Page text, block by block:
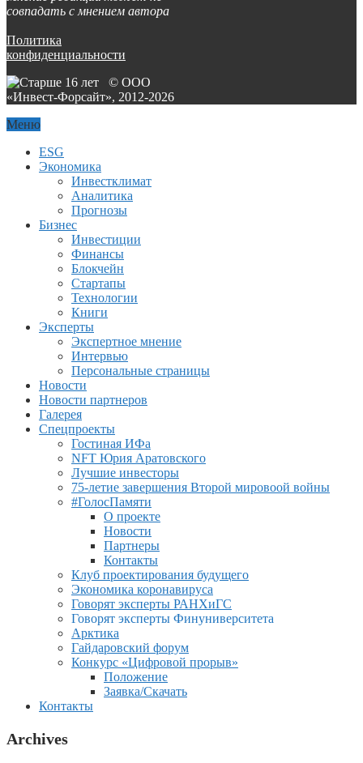
совпадать с мнением автора
Политика
конфиденциальности
© ООО
«Инвест-Форсайт», 2012-2026
Меню
ESG
Экономика
Инвестклимат
Аналитика
Прогнозы
Бизнес
Инвестиции
Финансы
Блокчейн
Стартапы
Технологии
Книги
Эксперты
Экспертное мнение
Интервью
Персональные страницы
Новости
Новости партнеров
Галерея
Спецпроекты
Гостиная ИФа
NFT Юрия Аратовского
Лучшие инвесторы
75-летие завершения Второй мировоой войны
#ГолосПамяти
О проекте
Новости
Партнеры
Контакты
Клуб проектирования будущего
Экономика коронавируса
Говорят эксперты РАНХиГС
Говорят эксперты Финуниверситета
Арктика
Гайдаровский форум
Конкурс «Цифровой прорыв»
Положение
Заявка/Скачать
Контакты
Archives